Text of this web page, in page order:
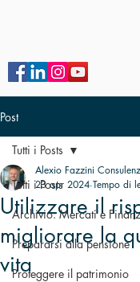
Post
Tutti i Posts
Archivio: Mercati e
Prepararsi alla pensione
Proteggere il patrimonio
Tutti i Posts
Utilizzare il
migliorare la
vita
Alexio Fazzini
23 apr 2024 Tempo di